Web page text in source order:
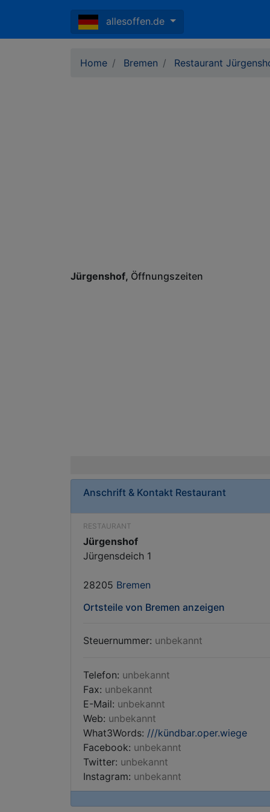
allesoffen.de
Home Bremen Restaurant
Jürgenshof Öffnungszeiten
Anschrift & Kontakt Restaurant
RESTAURANT
Jürgenshof
Jürgensdeich 1
28205 Bremen
Ortsteile von Bremen anzeigen
Steuernummer: unbekannt
Telefon: unbekannt
Fax: unbekannt
E-Mail: unbekannt
Web: unbekannt
What3Words: ///kündbar.oper.wiege
Facebook: unbekannt
Twitter: unbekannt
Instagram: unbekannt